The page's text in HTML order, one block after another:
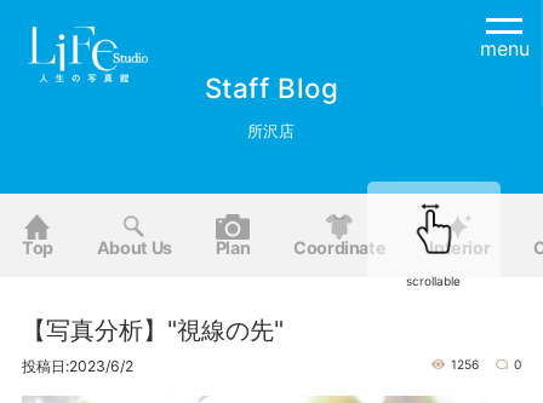
menu
Staff Blog
所沢店
Top About Us Plan Coordinate Interior
scrollable
【写真分析】"視線の先"
投稿日:2023/6/2 1256 0